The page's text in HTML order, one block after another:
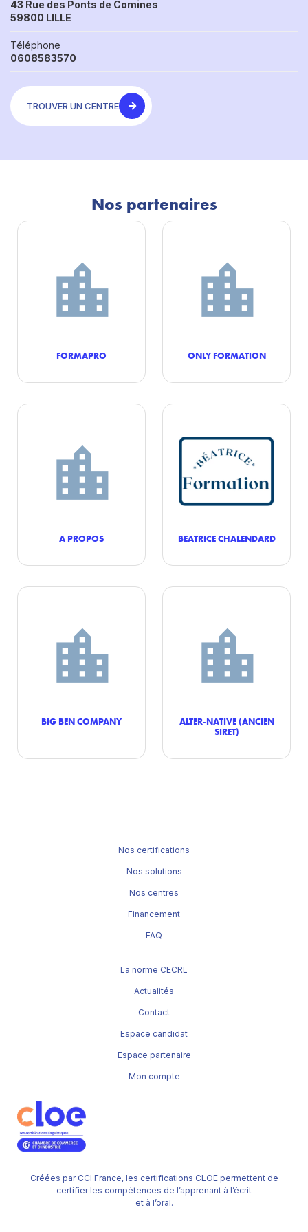
43 Rue des Ponts de Comines
59800 LILLE
Téléphone
0608583570
TROUVER UN CENTRE
Nos partenaires
FORMAPRO ONLY FORMATION
A PROPOS BEATRICE CHALENDARD
BIG BEN COMPANY
ALTER-NATIVE (ANCIEN
SIRET)
Créées par CCI France, les certifications CLOE permettent de
certifier les compétences de l’apprenant à l’écrit
et à l’oral.
Nos certifications
Nos solutions
Nos centres
Financement
FAQ
La norme CECRL
Actualités
Contact
Espace candidat
Espace partenaire
Mon compte